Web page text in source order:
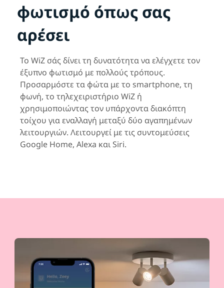
φωτισμό όπως σας
αρέσει
Το WiZ σάς δίνει τη δυνατότητα να ελέγχετε τον
έξυπνο φωτισμό με πολλούς τρόπους.
Προσαρμόστε τα φώτα με το smartphone, τη
φωνή, το τηλεχειριστήριο WiZ ή
χρησιμοποιώντας τον υπάρχοντα διακόπτη
τοίχου για εναλλαγή μεταξύ δύο αγαπημένων
λειτουργιών. Λειτουργεί με τις συντομεύσεις
Google Home, Alexa και Siri.